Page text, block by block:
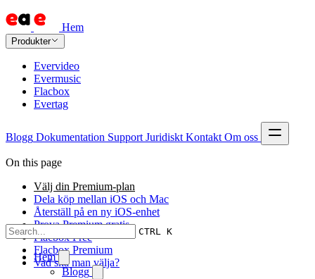
Hem
Produkter
Evervideo
Evermusic
Flacbox
Evertag
Blogg Dokumentation Support Juridiskt Kontakt Om oss
CTRL K
Hem
Blogg
On this page
Välj din Premium-plan
Dela köp mellan iOS och Mac
Återställ på en ny iOS-enhet
Prova Premium gratis
Flacbox Free
Flacbox Premium
Vad ska man välja?